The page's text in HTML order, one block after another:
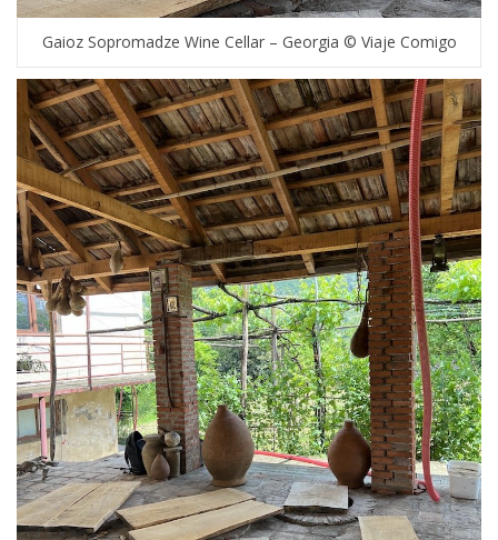
Gaioz Sopromadze Wine Cellar – Georgia © Viaje Comigo